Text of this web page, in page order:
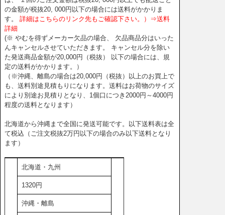
の金額が税抜20, 000円以下の場合には送料がかかりま
す。
詳細はこちらのリンク先もご確認下さい。）⇒送料
詳細
(※ やむを得ずメーカー欠品の場合、 欠品商品分はいった
んキャンセルさせていただきます。 キャンセル分を除い
た発送商品金額が20,000円（税抜） 以下の場合には、規
定の送料がかかります。）
（※沖縄、離島の場合は20,000円（税抜）以上のお買上で
も、送料別途見積もりになります。送料はお荷物のサイズ
により別途お見積りとなり、1個口につき2000円～4000円
程度の送料となります）
北海道から沖縄まで全国に発送可能です。以下送料表は全
て税込（ご注文税抜2万円以下の場合のみ以下送料となり
ます）
北海道・九州
1320円
沖縄・離島